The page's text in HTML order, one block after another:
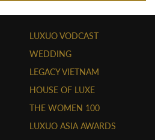
LUXUO VODCAST
WEDDING
LEGACY VIETNAM
HOUSE OF LUXE
THE WOMEN 100
LUXUO ASIA AWARDS